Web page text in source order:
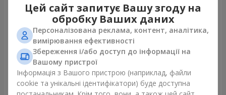
Червона троянда
(поштучно)
Замовити
Рожева троянда (поштучно)
Замовити
Цей сайт запитує Вашу згоду на
обробку Ваших даних
Персоналізована реклама, контент, аналітика,
вимірювання ефективності
Збереження і/або доступ до інформації на
Вашому пристрої
Інформація з Вашого пристрою (наприклад, файли
cookie та унікальні ідентифікатори) буде доступна